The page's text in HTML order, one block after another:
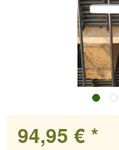
94,95 € *